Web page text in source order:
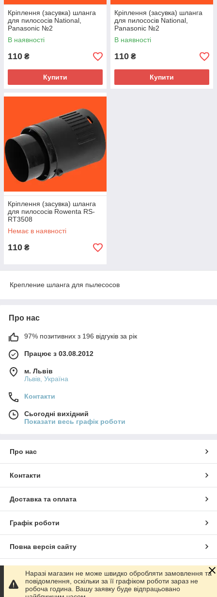
Кріплення (засувка) шланга
для пилососів National,
Panasonic №2
В наявності
110 ₴
Купити
Кріплення (засувка) шланга
для пилососів National,
Panasonic №2
В наявності
110 ₴
Купити
Кріплення (засувка) шланга
для пилососів Rowenta RS-
RT3508
Немає в наявності
110 ₴
Крепление шланга для пылесосов
Про нас
97% позитивних з 196 відгуків за рік
Працює з 03.08.2012
м. Львів
Львів, Україна
Контакти
Сьогодні вихідний
Показати весь графік роботи
Про нас
Контакти
Доставка та оплата
Графік роботи
Повна версія сайту
Сайт створено на маркетплейсі Prom.ua
Політика конфіденційності
Наразі магазин не може швидко обробляти замовлення та
повідомлення, оскільки за її графіком роботи зараз не
робоча година. Вашу заявку буде відпрацьовано